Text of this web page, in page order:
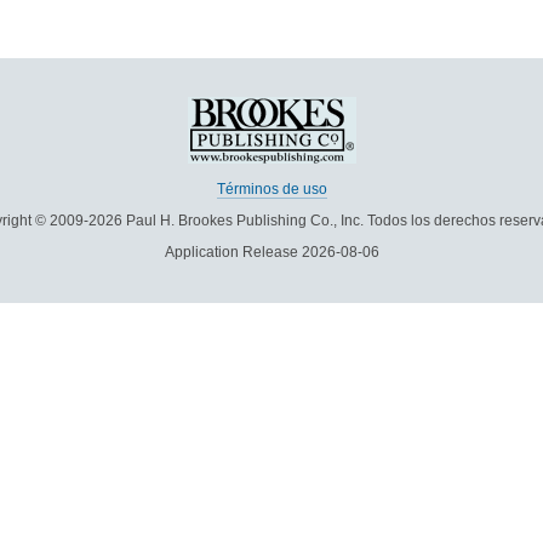
Términos de uso
© 2009-2026 Paul H. Brookes Publishing Co., Inc. Todos los derechos
Application Release 2026-08-06